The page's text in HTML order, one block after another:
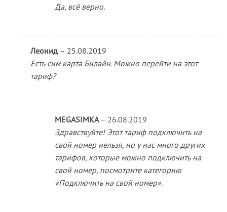
Да, всё верно.
Леонид – 25.08.2019
Есть сим карта Билайн. Можно перейти на этот
тариф?
MEGASIMKA – 26.08.2019
Здравствуйте! Этот тариф подключить на
свой номер нельзя, но у нас много других
тарифов, которые можно подключить на
свой номер, посмотрите категорию
«Подключить на свой номер».